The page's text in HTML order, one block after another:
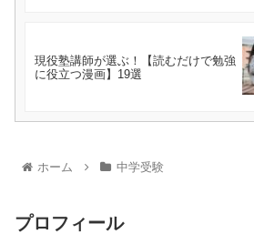
現役塾講師が選ぶ！【読むだけで勉強
に役立つ漫画】19選
ホーム 中学受験
プロフィール